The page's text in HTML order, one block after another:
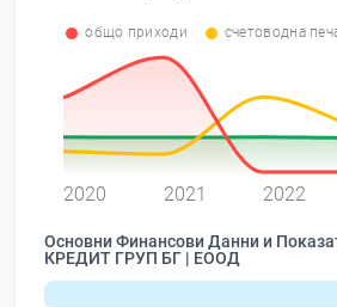
общо приходи счетоводна
2020 2021 2022
Основни Финансови Данни и
КРЕДИТ ГРУП БГ | ЕООД